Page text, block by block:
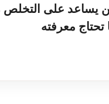
يساعد على
معرفته